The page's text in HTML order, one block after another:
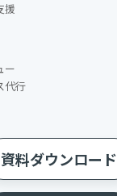
援
ー
代行
資料ダウンロード